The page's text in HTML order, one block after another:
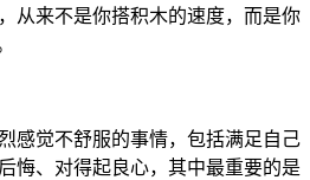
从来不是你搭积木的速度，而是你
感觉不舒服的事情，包括满足自己
悔、对得起良心，其中最重要的是